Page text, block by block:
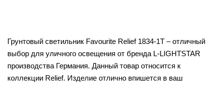
Грунтовый светильник Favourite Relief 1834-1T – отличный
выбор для уличного освещения от бренда L-LIGHTSTAR
производства Германия. Данный товар относится к
коллекции Relief. Изделие отлично впишется в ваш